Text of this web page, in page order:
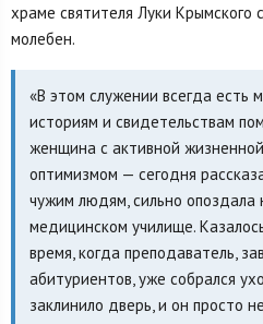
храме святителя Луки Крымского
молебен.
«В этом служении всегда есть
историям и свидетельствам
женщина с активной
оптимизмом — сегодня
чужим людям, сильно опоздала
медицинском училище.
время, когда преподаватель,
абитуриентов, уже собрался
заклинило дверь, и он просто